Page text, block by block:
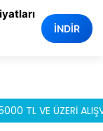
TL VE ÜZERİ
0
İNDİR